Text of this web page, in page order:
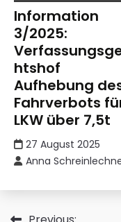
Information
3/2025:
htshof
Aufhebung
Fahrverbots
LKW über 7,5t
27 August 2025
Anna